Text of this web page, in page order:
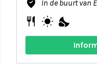
where_to_vote In de buurt van
restaurant wb_sunny nights_stay